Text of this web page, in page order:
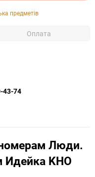
предметів
Оплата
43-74
Люди.
KHO